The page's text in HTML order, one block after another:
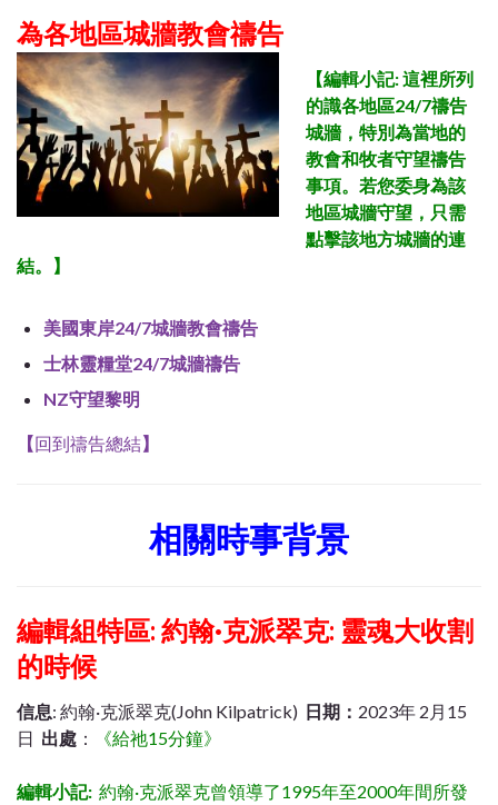
為各地區城牆教會禱告
【編輯小記: 這裡所列
的識各地區24/7禱告
城牆，特別為當地的
教會和牧者守望禱告
事項。若您委身為該
地區城牆守望，只需
點擊該地方城牆的連
結。
】
美國東岸24/7城牆教會禱告
士林靈糧堂24/7城牆禱告
NZ守望黎明
【回到禱告總結】
相關時事背景
編輯組特區: 約翰·克派翠克: 靈魂大收割
的時候
信息: 約翰·克派翠克(John Kilpatrick) 日期： 2023年 2月15
日 出處 ： 《給祂15分鐘》
編輯小記: 約翰·克派翠克曾領導了1995年至2000年間所發